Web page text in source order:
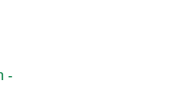
-